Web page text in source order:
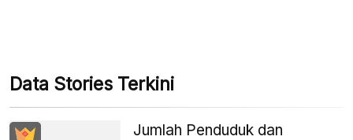
Data Stories Terkini
Jumlah Penduduk dan